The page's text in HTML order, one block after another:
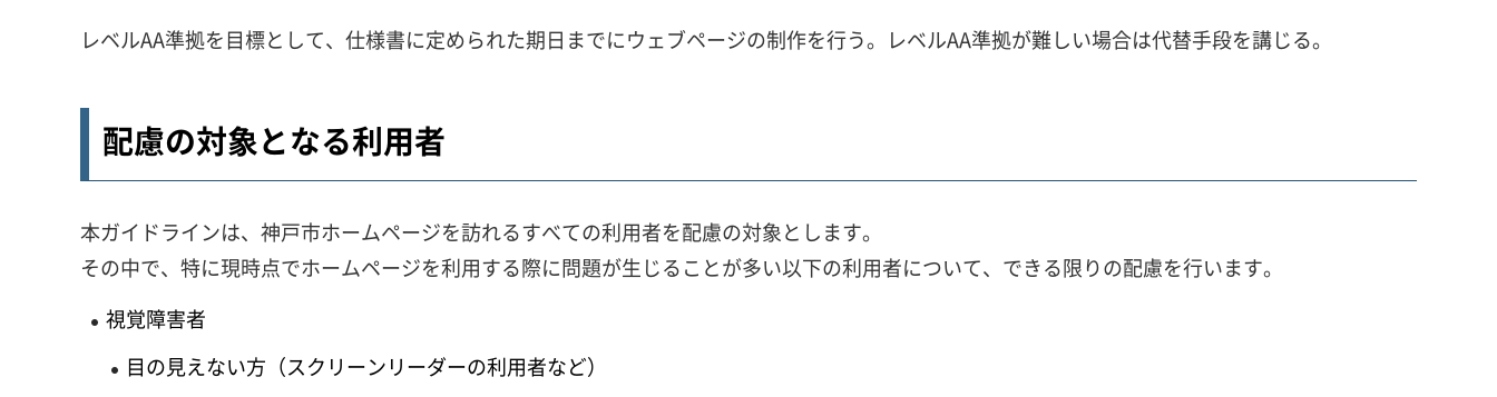
レベルAA準拠を目標として、仕様書に定められた期日までにウェブページの制作を行う。レベルAA準拠が難しい場合は代替手段を講じる。
配慮の対象となる利用者
本ガイドラインは、神戸市ホームページを訪れるすべての利用者を配慮の対象とします。
その中で、特に現時点でホームページを利用する際に問題が生じることが多い以下の利用者について、できる限りの配慮を行います。
視覚障害者
目の見えない方（スクリーンリーダーの利用者など）